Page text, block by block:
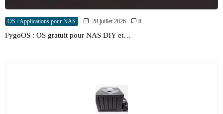
OS / Applications pour NAS 28 juillet 2026 8
FygoOS : OS gratuit pour NAS DIY et…